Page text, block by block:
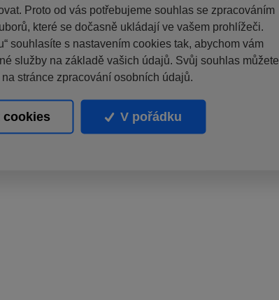
Proto od vás potřebujeme souhlas se zpracováním
které se dočasně ukládají ve vašem prohlížeči.
souhlasíte s nastavením cookies tak, abychom vám
služby na základě vašich údajů. Svůj souhlas můžete
stránce zpracování osobních údajů.
cookies V pořádku